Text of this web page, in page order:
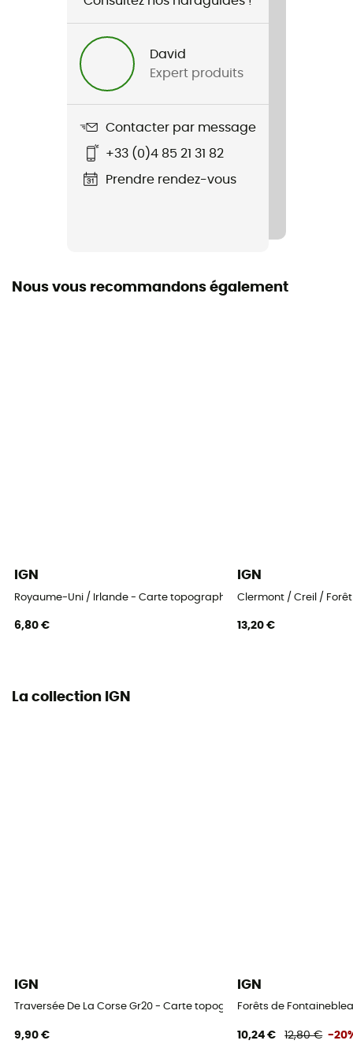
David
Expert produits
Contacter par message
+33 (0)4 85 21 31 82
Prendre rendez-vous
Nous vous recommandons également
IGN
Royaume-Uni / Irlande - Carte topographique
6,80 €
IGN
Clermont / Creil /
13,20 €
La collection IGN
IGN
Traversée De La Corse Gr20 - Carte topographique
9,90 €
IGN
Forêts de
10,24 € 12,80 € -